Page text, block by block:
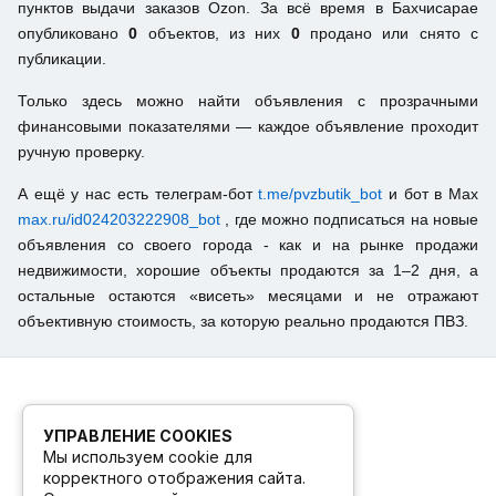
пунктов выдачи заказов Ozon. За всё время в Бахчисарае
опубликовано0 объектов, из них 0продано или снято с
публикации.
Только здесь можно найти объявления с прозрачными
финансовыми показателями — каждое объявление проходит
ручную проверку.
А ещё у нас есть телеграм-ботt.me/pvzbutik_bot и бот в Max
max.ru/id024203222908_bot
, где можно подписаться на новые
объявления со своего города - как и на рынке продажи
недвижимости, хорошие объекты продаются за 1–2 дня, а
остальные остаются «висеть» месяцами и не отражают
объективную стоимость, за которую реально продаются ПВЗ.
УПРАВЛЕНИЕ COOKIES
Мы используем cookie для
корректного отображения сайта.